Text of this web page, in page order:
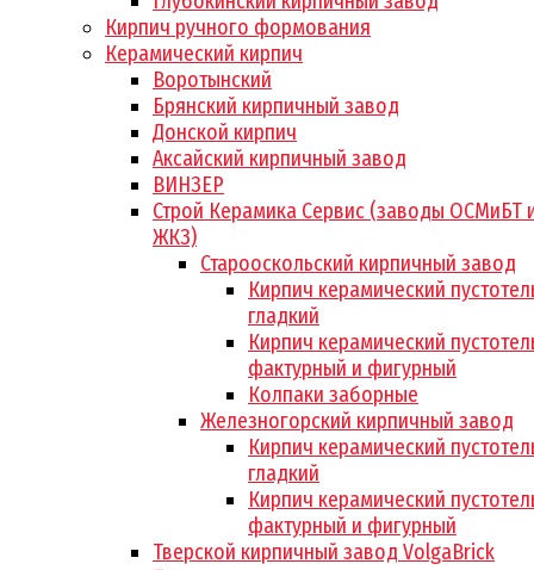
Кирпич ручного формования
Керамический кирпич
Воротынский
Брянский кирпичный завод
Донской кирпич
Аксайский кирпичный завод
ВИНЗЕР
Строй Керамика Сервис (заводы ОСМиБТ
ЖКЗ)
Старооскольский кирпичный завод
Кирпич керамический
гладкий
Кирпич керамический
фактурный и фигурный
Колпаки заборные
Железногорский кирпичный завод
Кирпич керамический
гладкий
Кирпич керамический
фактурный и фигурный
Тверской кирпичный завод VolgaBrick